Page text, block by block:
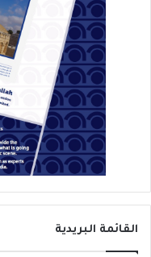
القائمة البريدية